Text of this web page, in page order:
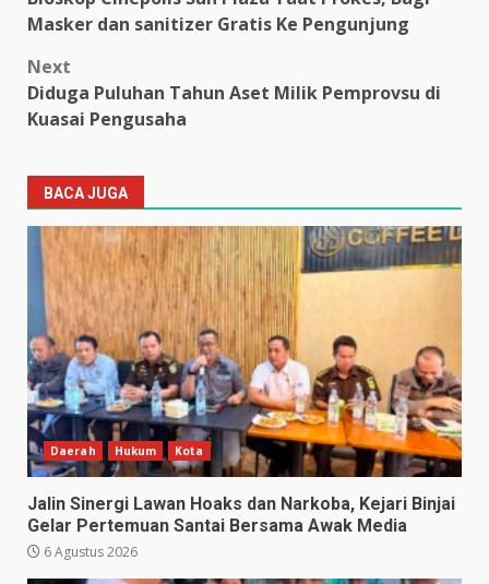
navigation
Masker dan sanitizer Gratis Ke Pengunjung
Next
Diduga Puluhan Tahun Aset Milik Pemprovsu di
Kuasai Pengusaha
BACA JUGA
Daerah Hukum Kota
Jalin Sinergi Lawan Hoaks dan Narkoba, Kejari Binjai
Gelar Pertemuan Santai Bersama Awak Media
6 Agustus 2026